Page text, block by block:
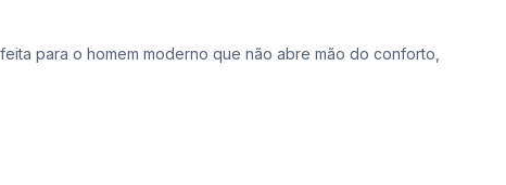
para o homem moderno que não abre mão do conforto,